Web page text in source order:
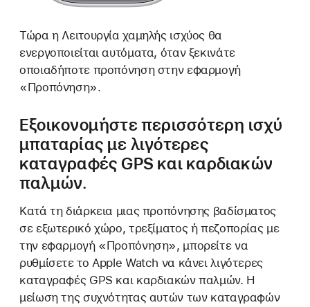
Τώρα η Λειτουργία χαμηλής ισχύος θα
ενεργοποιείται αυτόματα, όταν ξεκινάτε
οποιαδήποτε προπόνηση στην εφαρμογή
«Προπόνηση».
Εξοικονομήστε περισσότερη ισχύ
μπαταρίας με λιγότερες
καταγραφές GPS και καρδιακών
παλμών.
Κατά τη διάρκεια μιας προπόνησης βαδίσματος
σε εξωτερικό χώρο, τρεξίματος ή πεζοπορίας με
την εφαρμογή «Προπόνηση», μπορείτε να
ρυθμίσετε το Apple Watch να κάνει λιγότερες
καταγραφές GPS και καρδιακών παλμών. Η
μείωση της συχνότητας αυτών των καταγραφών